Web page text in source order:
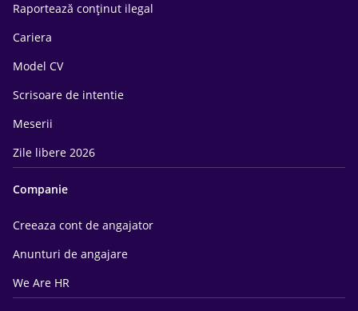
Raportează conținut ilegal
Cariera
Model CV
Scrisoare de intentie
Meserii
Zile libere 2026
Companie
Creeaza cont de angajator
Anunturi de angajare
We Are HR